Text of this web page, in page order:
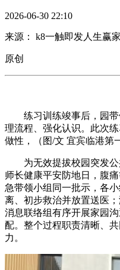
2026-06-30 22:10
来源： k8一触即发人生赢家
原创
练习训练竣事后，园带
理流程、强化认识。此次
做性，（图/文 宜宾临港第
为无效提拔校园突发公
师长健康平安防地日，腹
急带领小组同一批示，各
离、初步救治并放置送医
消息联络组有序开展家园
配。整个过程职责清晰、
力。